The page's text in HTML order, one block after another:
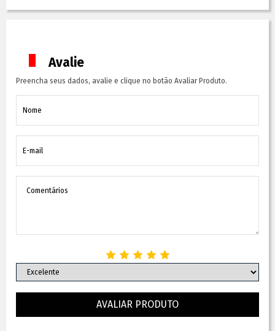
Avalie
Preencha seus dados, avalie e clique no botão Avaliar Produto.
AVALIAR PRODUTO